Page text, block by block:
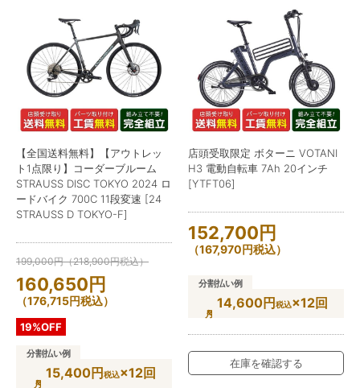
【全国送料無料】【アウトレッ
ト1点限り】コーダーブルーム
STRAUSS DISC TOKYO 2024 ロ
ードバイク 700C 11段変速 [24
STRAUSS D TOKYO-F]
199,000円（218,900円税込）
160,650円
（176,715円税込）
19%OFF
分割払い例
15,400円税込×12回
店頭受取限定 ボターニ VOTANI
H3 電動自転車 7Ah 20インチ
[YTFT06]
152,700円
（167,970円税込）
分割払い例
14,600円税込×12回
在庫を確認する